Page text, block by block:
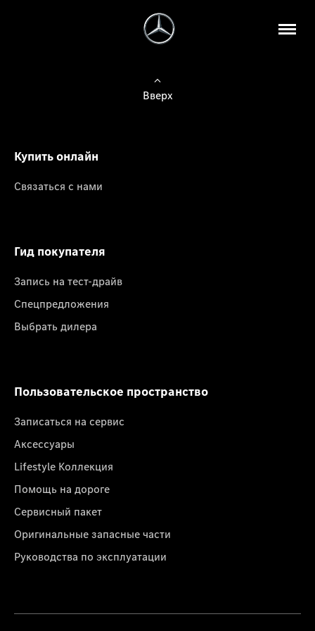
Вверх
Купить онлайн
Связаться с нами
Гид покупателя
Запись на тест-драйв
Спецпредложения
Выбрать дилера
Пользовательское пространство
Записаться на сервис
Аксессуары
Lifestyle Коллекция
Помощь на дороге
Сервисный пакет
Оригинальные запасные части
Руководства по эксплуатации